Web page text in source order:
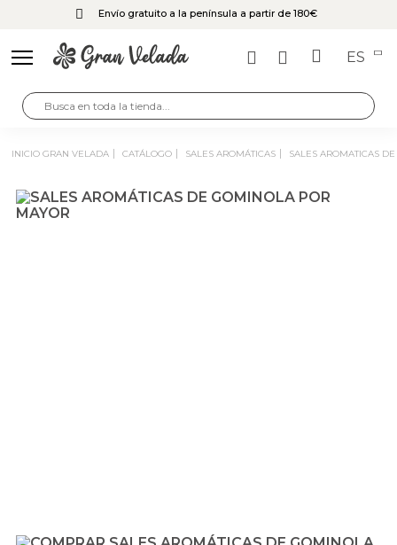
Envío gratuito a la península a partir de 180€
ES
INICIO GRAN VELADA CATÁLOGO SALES AROMÁTICAS SALES AROMATICAS